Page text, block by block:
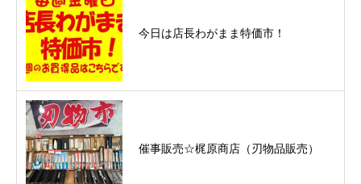
今日は店長わがまま特価市！
催事販売☆梶原商店（刃物品販売）